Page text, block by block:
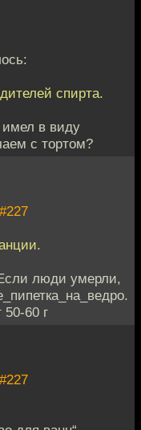
спирта.
в виду
с тортом?
#227
люди умерли,
50-60 г
#227